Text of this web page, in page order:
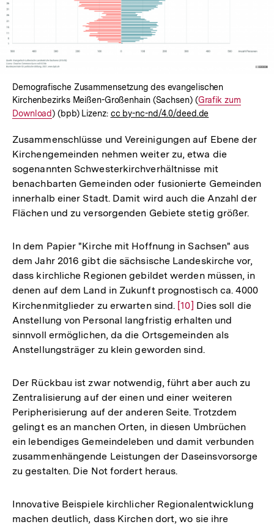
Demografische Zusammensetzung des evangelischen
Kirchenbezirks Meißen-Großenhain (Sachsen) (Interner
Link:
Grafik zum
Download) (bpb) Lizenz: cc by-nc-nd/4.0/deed.de
Zusammenschlüsse und Vereinigungen auf Ebene der
Kirchengemeinden nehmen weiter zu, etwa die
sogenannten Schwesterkirchverhältnisse mit
benachbarten Gemeinden oder fusionierte Gemeinden
innerhalb einer Stadt. Damit wird auch die Anzahl der
Flächen und zu versorgenden Gebiete stetig größer.
In dem Papier "Kirche mit Hoffnung in Sachsen" aus
dem Jahr 2016 gibt die sächsische Landeskirche vor,
dass kirchliche Regionen gebildet werden müssen, in
denen auf dem Land in Zukunft prognostisch ca. 4000
Kirchenmitglieder zu erwarten sind. Zur
Auflösung
der
Fußnote
[10] Dies soll die
Anstellung von Personal langfristig erhalten und
sinnvoll ermöglichen, da die Ortsgemeinden als
Anstellungsträger zu klein geworden sind.
Der Rückbau ist zwar notwendig, führt aber auch zu
Zentralisierung auf der einen und einer weiteren
Peripherisierung auf der anderen Seite. Trotzdem
gelingt es an manchen Orten, in diesen Umbrüchen
ein lebendiges Gemeindeleben und damit verbunden
zusammenhängende Leistungen der Daseinsvorsorge
zu gestalten. Die Not fordert heraus.
Innovative Beispiele kirchlicher Regionalentwicklung
machen deutlich, dass Kirchen dort, wo sie ihre